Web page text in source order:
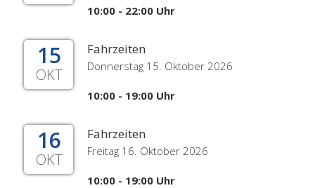
10:00 - 22:00 Uhr
15
OKT
Fahrzeiten
Donnerstag 15. Oktober 2026
10:00 - 19:00 Uhr
16
OKT
Fahrzeiten
Freitag 16. Oktober 2026
10:00 - 19:00 Uhr